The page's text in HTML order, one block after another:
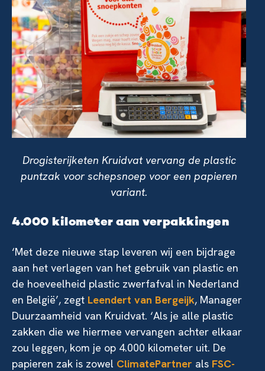
Drogisterijketen Kruidvat vervang de plastic
puntzak voor schepsnoep voor een papieren
variant.
4.000 kilometer aan verpakkingen
‘Met deze nieuwe stap leveren wij een bijdrage
aan het verlagen van het gebruik van plastic en
de hoeveelheid plastic zwerfafval in Nederland
en België’, zegt Leendert van Bergeijk, Manager
Duurzaamheid van Kruidvat. ‘Als je alle plastic
zakken die we hiermee vervangen achter elkaar
zou leggen, kom je op 4.000 kilometer uit. De
papieren zak is zowel ClimatePartner als FSC-